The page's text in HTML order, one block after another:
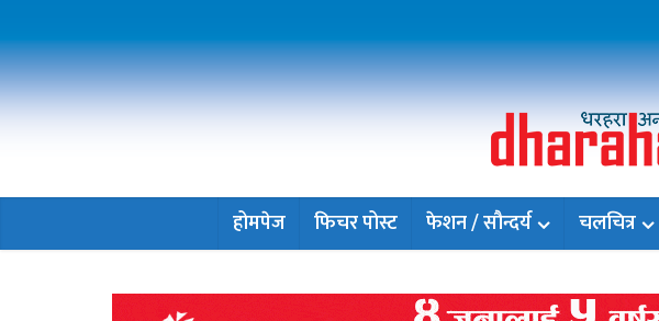
होमपेज फिचर पोस्ट फेशन / सौन्दर्य चलचित्र